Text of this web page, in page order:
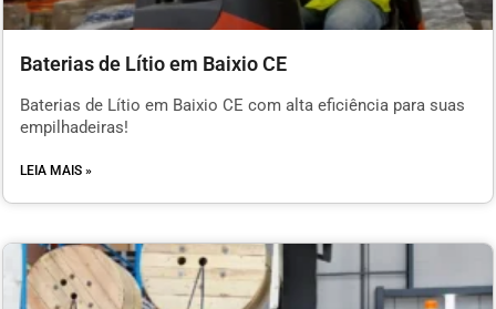
Baterias de Lítio em Baixio CE
Baterias de Lítio em Baixio CE com alta eficiência para suas
empilhadeiras!
LEIA MAIS »